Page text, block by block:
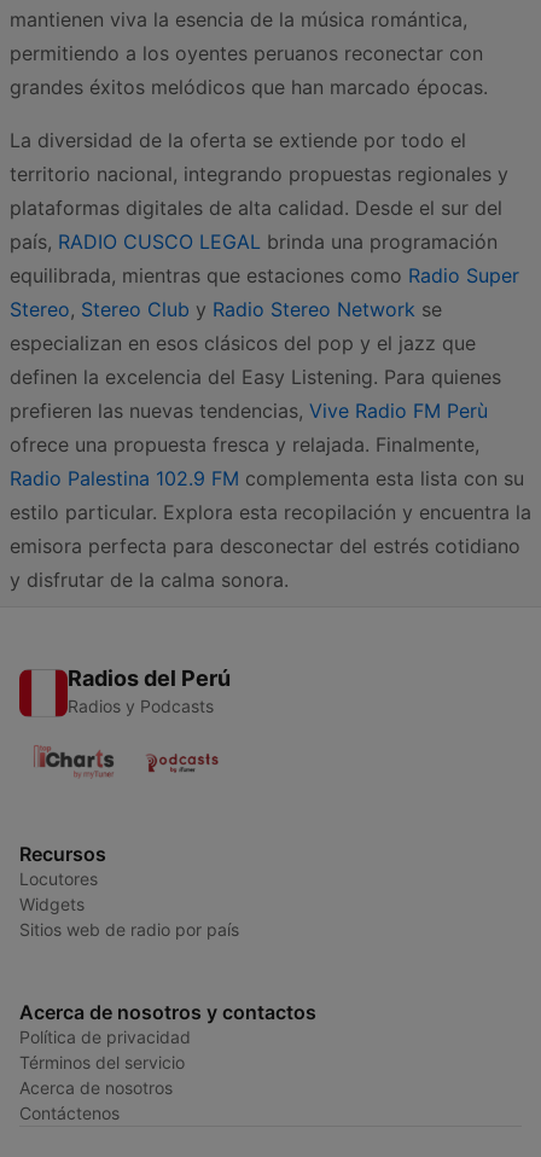
mantienen viva la esencia de la música romántica,
permitiendo a los oyentes peruanos reconectar con
grandes éxitos melódicos que han marcado épocas.
La diversidad de la oferta se extiende por todo el
territorio nacional, integrando propuestas regionales y
plataformas digitales de alta calidad. Desde el sur del
país, RADIO CUSCO LEGAL brinda una programación
equilibrada, mientras que estaciones como Radio Super
Stereo, Stereo Club y Radio Stereo Network se
especializan en esos clásicos del pop y el jazz que
definen la excelencia del Easy Listening. Para quienes
prefieren las nuevas tendencias, Vive Radio FM Perù
ofrece una propuesta fresca y relajada. Finalmente,
Radio Palestina 102.9 FM complementa esta lista con su
estilo particular. Explora esta recopilación y encuentra la
emisora perfecta para desconectar del estrés cotidiano
y disfrutar de la calma sonora.
Radios del Perú
Radios y Podcasts
Recursos
Locutores
Widgets
Sitios web de radio por país
Acerca de nosotros y contactos
Política de privacidad
Términos del servicio
Acerca de nosotros
Contáctenos